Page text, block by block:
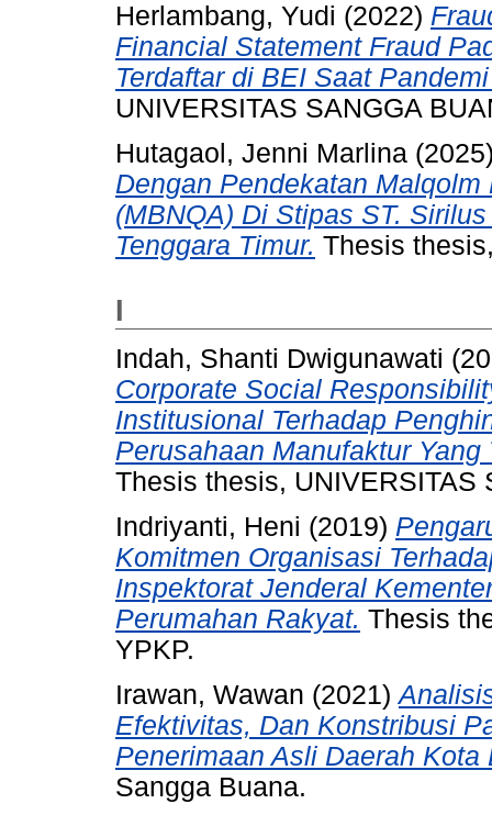
Herlambang, Yudi (2022)
Financial Statement Fraud
Terdaftar di BEI Saat
UNIVERSITAS SANGGA
Hutagaol, Jenni Marlina
Dengan Pendekatan
(MBNQA) Di Stipas ST.
Tenggara Timur. Thesis
I
Indah, Shanti Dwigunawati
Corporate Social
Institusional Terhadap
Perusahaan Manufaktur
Thesis thesis, UNIVERSITAS
Indriyanti, Heni (2019)
Komitmen Organisasi
Inspektorat Jenderal
Perumahan Rakyat. Thesis
YPKP.
Irawan, Wawan (2021)
Efektivitas, Dan Konstribusi
Penerimaan Asli Daerah Kota
Sangga Buana.